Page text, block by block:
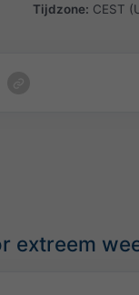
Tijdzone: CEST
extreem